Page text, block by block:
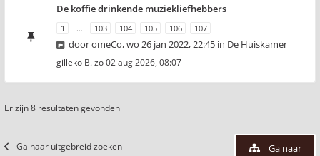
De koffie drinkende muziekliefhebbers
1 … 103 104 105 106 107
dooromeCo,wo 26 jan 2022, 22:45 in De Huiskamer
gilleko B.zo 02 aug 2026, 08:07
Er zijn 8 resultaten gevonden
Ga naar uitgebreid zoeken Ga naar